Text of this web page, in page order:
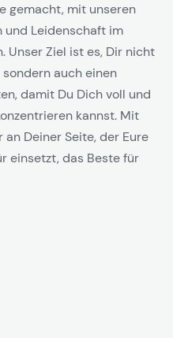
gemacht, mit unseren
und Leidenschaft im
Unser Ziel ist es, Dir nicht
auch einen
damit Du Dich voll und
kannst. Mit
Deiner Seite, der Eure
einsetzt, das Beste für